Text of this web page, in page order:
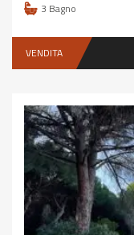
3 Bagno
VENDITA